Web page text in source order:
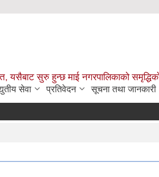
यसैबाट सुरु हुन्छ माई नगरपालिकाको
सेवा प्रतिवेदन सूचना तथा जानकारी